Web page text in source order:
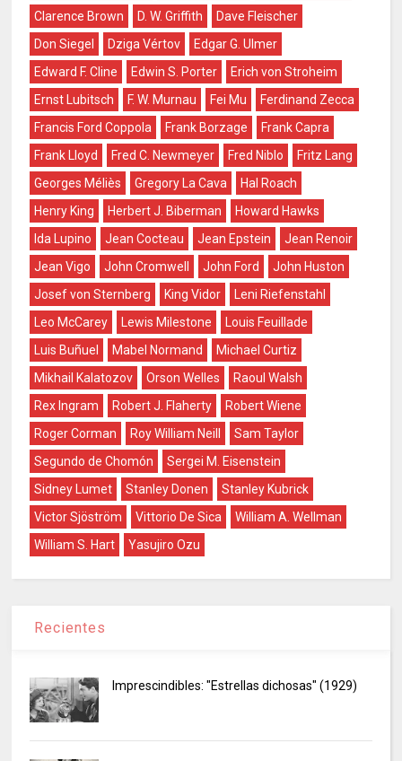
Clarence Brown
D. W. Griffith
Dave Fleischer
Don Siegel
Dziga Vértov
Edgar G. Ulmer
Edward F. Cline
Edwin S. Porter
Erich von Stroheim
Ernst Lubitsch
F. W. Murnau Fei Mu
Ferdinand Zecca
Francis Ford Coppola
Frank Borzage
Frank Capra
Frank Lloyd
Fred C. Newmeyer Fred Niblo
Fritz Lang
Georges Méliès
Gregory La Cava
Hal Roach
Henry King
Herbert J. Biberman
Howard Hawks
Ida Lupino
Jean Cocteau Jean Epstein
Jean Renoir
Jean Vigo
John Cromwell John Ford
John Huston
Josef von Sternberg
King Vidor
Leni Riefenstahl
Leo McCarey
Lewis Milestone
Louis Feuillade
Luis Buñuel
Mabel Normand
Michael Curtiz
Mikhail Kalatozov
Orson Welles
Raoul Walsh
Rex Ingram
Robert J. Flaherty
Robert Wiene
Roger Corman
Roy William Neill
Sam Taylor
Segundo de Chomón
Sergei M. Eisenstein
Sidney Lumet
Stanley Donen
Stanley Kubrick
Victor Sjöström
Vittorio De Sica
William A. Wellman
William S. Hart
Yasujiro Ozu
Recientes
Imprescindibles: "Estrellas dichosas" (1929)